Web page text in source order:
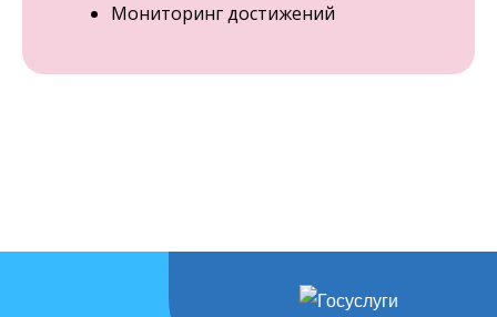
Мониторинг достижений